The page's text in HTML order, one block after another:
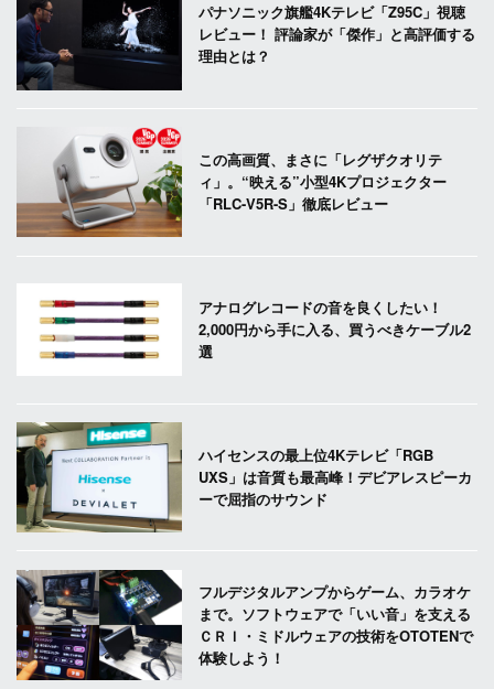
パナソニック旗艦4Kテレビ「Z95C」視聴
レビュー！ 評論家が「傑作」と高評価する
理由とは？
この高画質、まさに「レグザクオリテ
ィ」。“映える”小型4Kプロジェクター
「RLC-V5R-S」徹底レビュー
アナログレコードの音を良くしたい！
2,000円から手に入る、買うべきケーブル2
選
ハイセンスの最上位4Kテレビ「RGB
UXS」は音質も最高峰！デビアレスピーカ
ーで屈指のサウンド
フルデジタルアンプからゲーム、カラオケ
まで。ソフトウェアで「いい音」を支える
ＣＲＩ・ミドルウェアの技術をOTOTENで
体験しよう！